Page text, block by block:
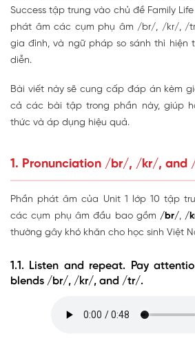
Success tập trung vào chủ đề Family
phát âm các cụm phụ âm /br/, /kr/, /
gia đình, và ngữ pháp so sánh thì hiện
diễn.
Bài viết này sẽ cung cấp đáp án kèm
cả các bài tập trong phần này, giúp
thức và áp dụng hiệu quả.
1. Pronunciation /br/, /kr/, and
Phần phát âm của Unit 1 lớp 10 tập
các cụm phụ âm đầu bao gồm /br/, /
thường gây khó khăn cho học sinh Việt
1.1. Listen and repeat. Pay
blends /br/, /kr/, and /tr/.